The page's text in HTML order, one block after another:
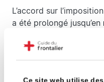
Ce site web utilise
L’accord sur
a été prolongé jusqu’en
pour prolonger cette
deprivilégier le